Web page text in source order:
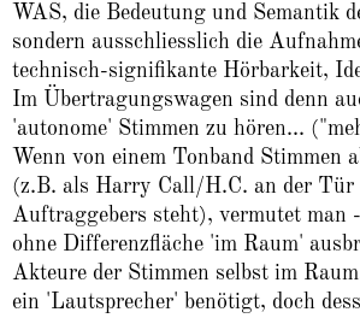
WAS, die Bedeutung und Semantik
sondern ausschliesslich die
technisch-signifikante Hörbarkeit,
Im Übertragungswagen sind denn
'autonome' Stimmen zu hören...
Wenn von einem Tonband Stimmen
(z.B. als Harry Call/H.C. an der Tür
Auftraggebers steht), vermutet man
ohne Differenzfläche 'im Raum'
Akteure der Stimmen selbst im
ein 'Lautsprecher' benötigt, doch